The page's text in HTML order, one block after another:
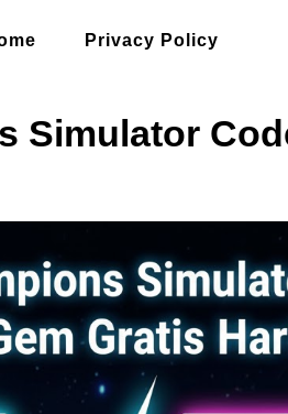
Privacy Policy
Simulator